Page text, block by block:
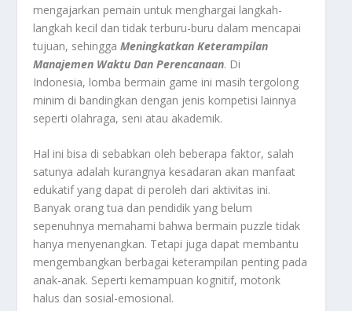
mengajarkan pemain untuk menghargai langkah-
langkah kecil dan tidak terburu-buru dalam mencapai
tujuan, sehinggaMeningkatkan Keterampilan
Manajemen Waktu Dan Perencanaan. Di
Indonesia, lomba bermain game ini masih tergolong
minim di bandingkan dengan jenis kompetisi lainnya
seperti olahraga, seni atau akademik.
Hal ini bisa di sebabkan oleh beberapa faktor, salah
satunya adalah kurangnya kesadaran akan manfaat
edukatif yang dapat di peroleh dari aktivitas ini.
Banyak orang tua dan pendidik yang belum
sepenuhnya memahami bahwa bermain puzzle tidak
hanya menyenangkan. Tetapi juga dapat membantu
mengembangkan berbagai keterampilan penting pada
anak-anak. Seperti kemampuan kognitif, motorik
halus dan sosial-emosional.